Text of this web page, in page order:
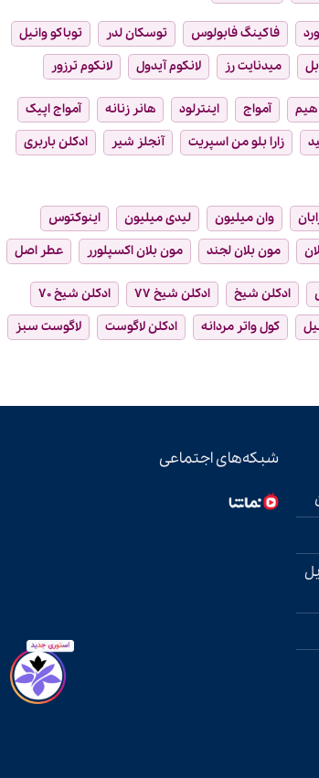
فاکینگ فابولوس توسکان لدر
توباکو وانیل
میدنایت رز لانکوم آیدول لانکوم ترزور
آمواج اینترلود هانر زنانه
آمواج اپیک
زارا بلو من اسپریت آنجلز شیر
ادکلن باربری
وان میلیون لیدی میلیون
اینوکتوس
مون بلان لجند مون بلان اکسپلورر عطر اصل
ادکلن شیخ ادکلن شیخ ۷۷
ادکلن شیخ ۷۰
کول واتر مردانه ادکلن لاگوست
لاگوست سبز
شبکه‌های اجتماعی